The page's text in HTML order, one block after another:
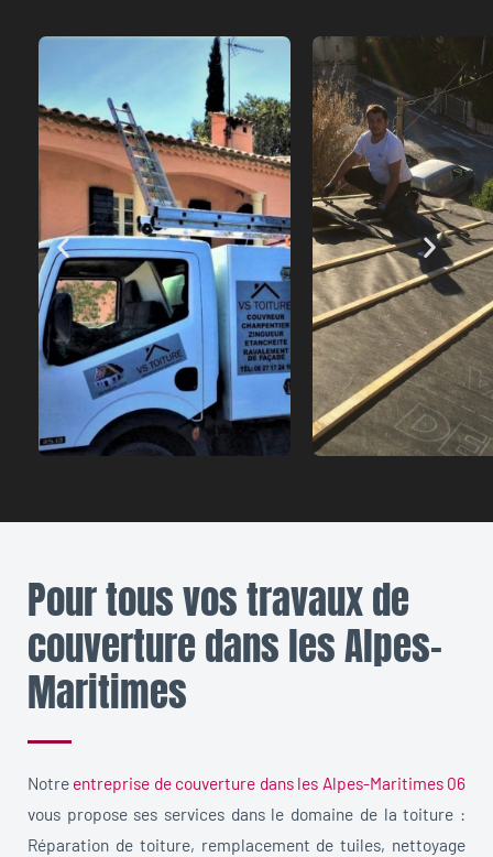
Pour tous vos travaux de
couverture dans les Alpes-
Maritimes
Notre entreprise de couverture dans les Alpes-Maritimes 06
vous propose ses services dans le domaine de la toiture :
Réparation de toiture, remplacement de tuiles, nettoyage